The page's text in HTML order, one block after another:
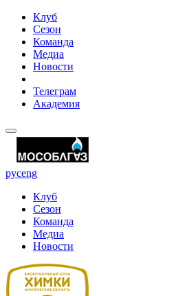
Клуб
Сезон
Команда
Медиа
Новости
Телеграм
Академия
русeng
Клуб
Сезон
Команда
Медиа
Новости